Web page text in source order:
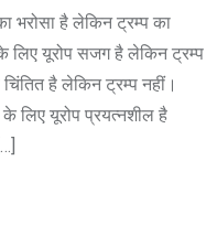
भरोसा है लेकिन ट्रम्प का
लिए यूरोप सजग है लेकिन ट्रम्प
है लेकिन ट्रम्प नहीं।
लिए यूरोप प्रयत्नशील है